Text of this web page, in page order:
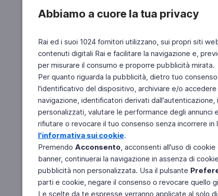
Abbiamo a cuore la tua privacy
Rai ed i suoi 1024 fornitori utilizzano, sui propri siti
contenuti digitali Rai e facilitare la navigazione e,
per misurare il consumo e proporre pubblicità mirata.
Per quanto riguarda la pubblicità, dietro tuo
l'identificativo del dispositivo, archiviare e/o
navigazione, identificatori derivati
personalizzati, valutare le performance degli
rifiutare o revocare il tuo consenso senza incorrere
l'informativa sui cookie.
Premendo Acconsento, acconsenti all'uso di
banner, continuerai la navigazione in assenza di
pubblicità non personalizzata. Usa il pulsante
parti e cookie, negare il consenso o revocare quello
Le scelte da te espresse verranno applicate al solo